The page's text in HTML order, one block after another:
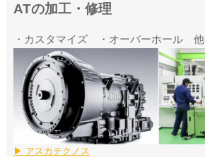
ATの加工・修理
・カスタマイズ ・オーバーホール 他
▶ アスカテクノス